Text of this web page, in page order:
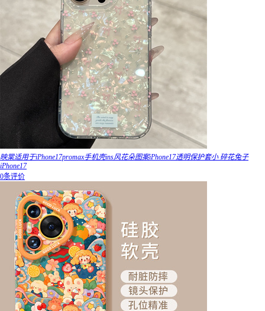
映棠适用于iPhone17promax手机壳ins风花朵图案iPhone17透明保护套小 碎花兔子
iPhone17
0条评价